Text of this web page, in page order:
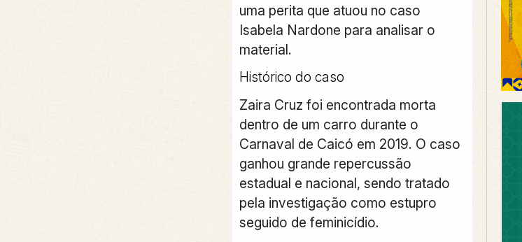
uma perita que atuou no caso
Isabela Nardone para analisar o
material.
Histórico do caso
Zaira Cruz foi encontrada morta
dentro de um carro durante o
Carnaval de Caicó em 2019. O caso
ganhou grande repercussão
estadual e nacional, sendo tratado
pela investigação como estupro
seguido de feminicídio.